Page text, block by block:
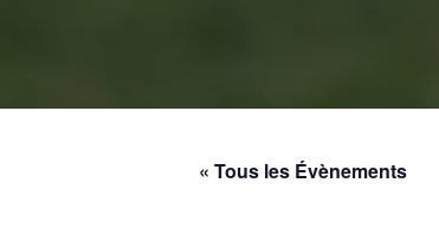
« Tous les Évènements